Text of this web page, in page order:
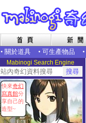
• 關於道具 • 可生產物品 •
Mabinogi Search Engine
快來奇幻
寫真館分
享自己的
造型~